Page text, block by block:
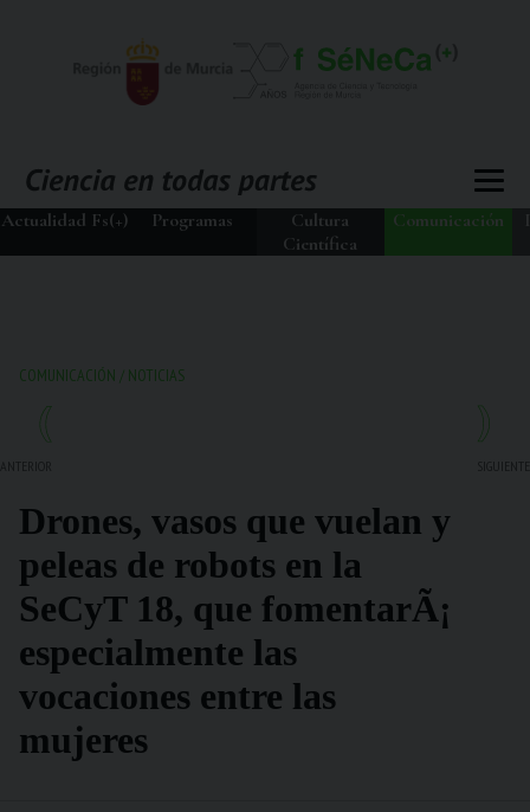
Actualidad Fs(+) Programas
Cultura
Científica
Comunicación
COMUNICACIÓN / NOTICIAS
Drones, vasos que vuelan y
peleas de robots en la
SeCyT 18, que fomentarÃ¡
especialmente las
vocaciones entre las
mujeres